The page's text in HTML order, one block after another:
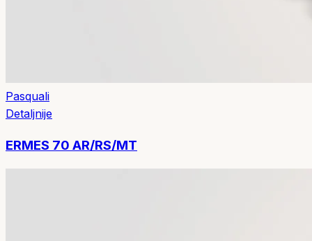
Pasquali
Detaljnije
ERMES 70 AR/RS/MT